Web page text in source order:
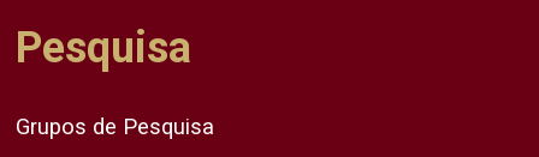
Pesquisa
Grupos de Pesquisa